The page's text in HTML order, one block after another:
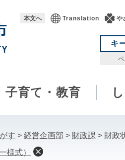
本文へ Translation や
キ
子育て・教育
す > 経営企画部 > 財政課 > 財政
様式）